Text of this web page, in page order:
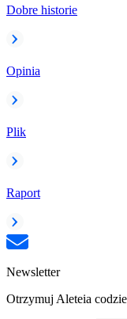
Dobre historie
Opinia
Plik
Raport
Newsletter
Otrzymuj Aleteia